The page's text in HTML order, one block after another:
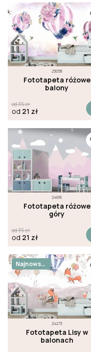
23058
Fototapeta różowe
balony
od35zł
od 21 zł
24016
Fototapeta różowe
góry
od35zł
od 21 zł
24273
Fototapeta Lisy w
balonach
Najnowsz
e